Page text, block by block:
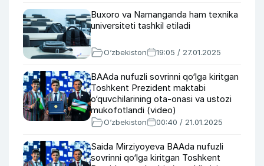
Buxoro va Namanganda ham texnika
universiteti tashkil etiladi
O‘zbekiston 19:05 / 27.01.2025
BAAda nufuzli sovrinni qo‘lga kiritgan
Toshkent Prezident maktabi
o‘quvchilarining ota-onasi va ustozi
mukofotlandi (video)
O‘zbekiston 00:40 / 21.01.2025
Saida Mirziyoyeva BAAda nufuzli
sovrinni qo‘lga kiritgan Toshkent